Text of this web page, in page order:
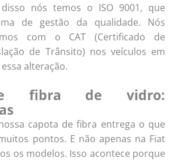
nós temos o ISO 9001, que
de gestão da qualidade. Nós
com o CAT (Certificado de
de Trânsito) nos veículos em
alteração.
fibra de vidro:
capota de fibra entrega o que
pontos. E não apenas na Fiat
os modelos. Isso acontece porque